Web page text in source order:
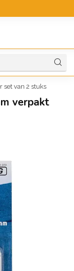
set van 2 stuks
verpakt